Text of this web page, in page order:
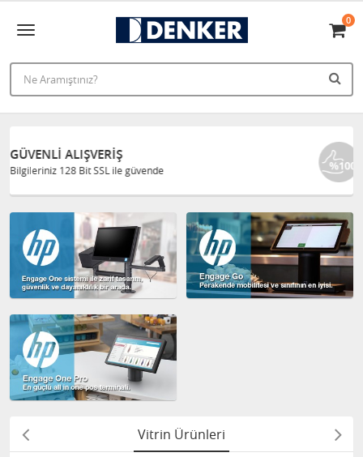
0
Ürünlerimiz %100 orjinaldir.
Vitrin Ürünleri